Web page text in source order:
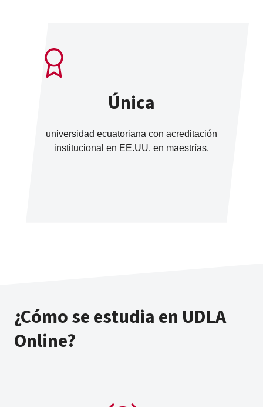
Única
universidad ecuatoriana con acreditación
institucional en EE.UU. en maestrías.
¿Cómo se estudia en UDLA
Online?